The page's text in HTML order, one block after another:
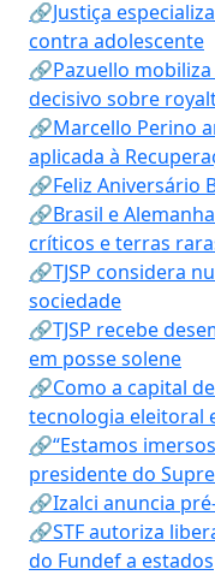
🔗Justiça
contra adolescente
🔗Pazuello
decisivo sobre
🔗Marcello Perino
aplicada à
🔗Feliz Aniversário
🔗Brasil e
críticos e terras
🔗TJSP considera
sociedade
🔗TJSP recebe
em posse solene
🔗Como a capital
tecnologia eleitoral
🔗“Estamos
presidente do
🔗Izalci anuncia
🔗STF autoriza
do Fundef a estados